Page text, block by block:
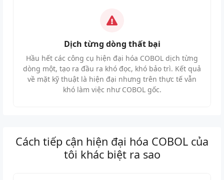
Dịch từng dòng thất bại
Hầu hết các công cụ hiện đại hóa COBOL dịch từng
dòng một, tạo ra đầu ra khó đọc, khó bảo trì. Kết quả
về mặt kỹ thuật là hiện đại nhưng trên thực tế vẫn
khó làm việc như COBOL gốc.
Cách tiếp cận hiện đại hóa COBOL của
tôi khác biệt ra sao